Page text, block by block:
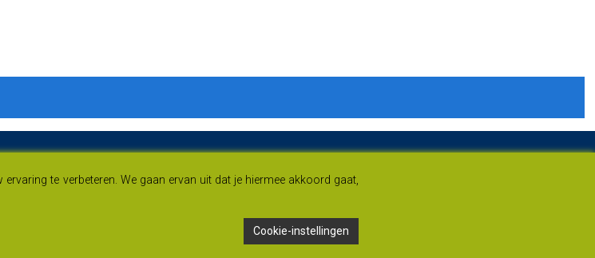
te verbeteren. We gaan ervan uit dat je hiermee akkoord gaat,
Cookie-instellingen